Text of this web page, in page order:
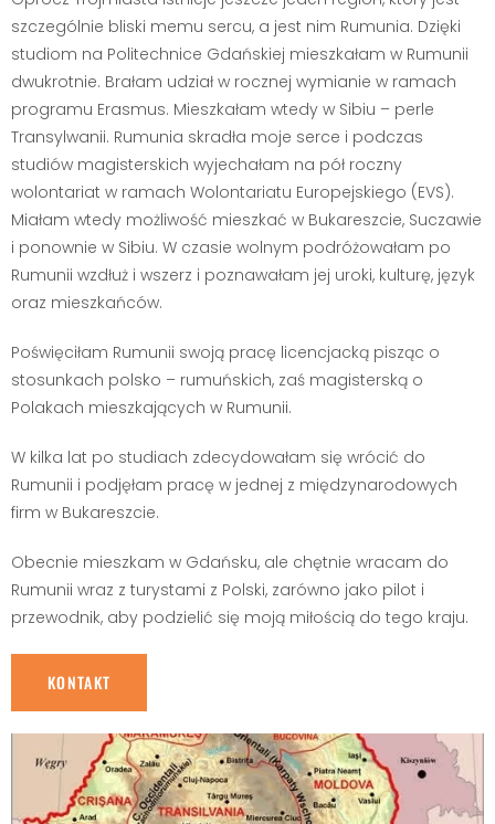
szczególnie bliski memu sercu, a jest nim Rumunia. Dzięki
studiom na Politechnice Gdańskiej mieszkałam w Rumunii
dwukrotnie. Brałam udział w rocznej wymianie w ramach
programu Erasmus. Mieszkałam wtedy w Sibiu – perle
Transylwanii. Rumunia skradła moje serce i podczas
studiów magisterskich wyjechałam na pół roczny
wolontariat w ramach Wolontariatu Europejskiego (EVS).
Miałam wtedy możliwość mieszkać w Bukareszcie, Suczawie
i ponownie w Sibiu. W czasie wolnym podróżowałam po
Rumunii wzdłuż i wszerz i poznawałam jej uroki, kulturę, język
oraz mieszkańców.
Poświęciłam Rumunii swoją pracę licencjacką pisząc o
stosunkach polsko – rumuńskich, zaś magisterską o
Polakach mieszkających w Rumunii.
W kilka lat po studiach zdecydowałam się wrócić do
Rumunii i podjęłam pracę w jednej z międzynarodowych
firm w Bukareszcie.
Obecnie mieszkam w Gdańsku, ale chętnie wracam do
Rumunii wraz z turystami z Polski, zarówno jako pilot i
przewodnik, aby podzielić się moją miłością do tego kraju.
KONTAKT